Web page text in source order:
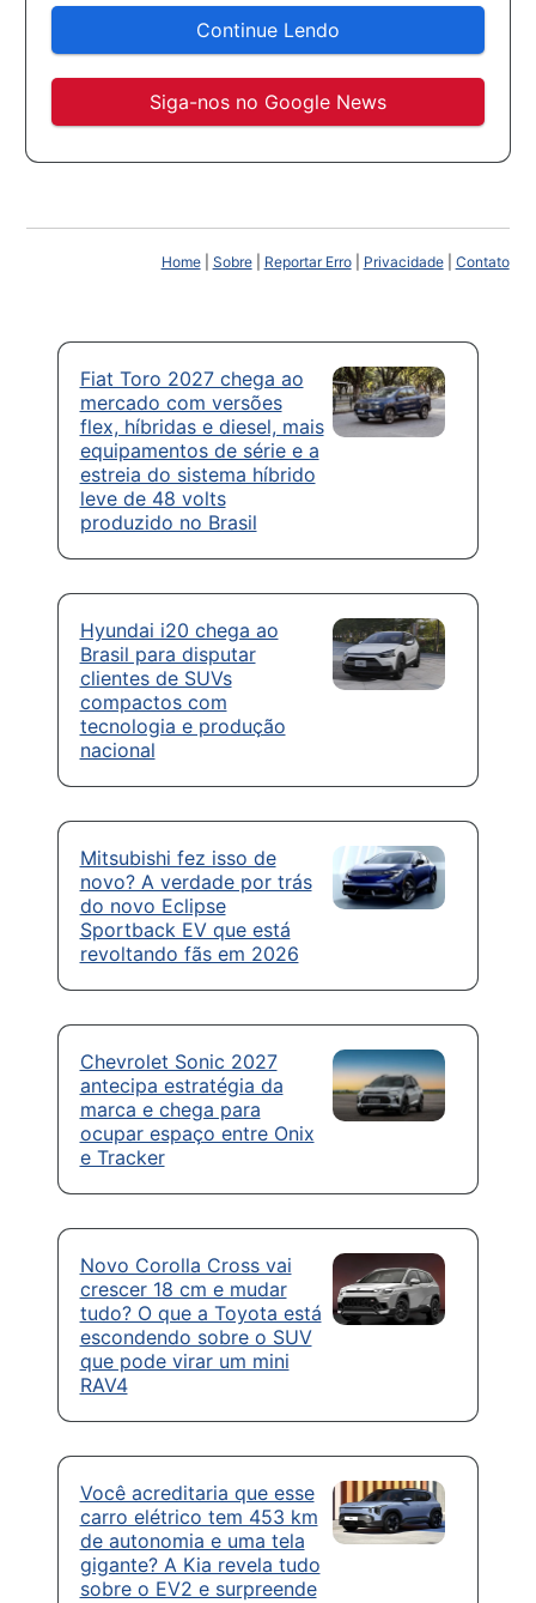
Continue Lendo
Siga-nos no Google News
Home| Sobre| Reportar Erro| Privacidade| Contato
Fiat Toro 2027 chega ao
mercado com versões
flex, híbridas e diesel, mais
equipamentos de série e a
estreia do sistema híbrido
leve de 48 volts
produzido no Brasil
Hyundai i20 chega ao
Brasil para disputar
clientes de SUVs
compactos com
tecnologia e produção
nacional
Mitsubishi fez isso de
novo? A verdade por trás
do novo Eclipse
Sportback EV que está
revoltando fãs em 2026
Chevrolet Sonic 2027
antecipa estratégia da
marca e chega para
ocupar espaço entre Onix
e Tracker
Novo Corolla Cross vai
crescer 18 cm e mudar
tudo? O que a Toyota está
escondendo sobre o SUV
que pode virar um mini
RAV4
Você acreditaria que esse
carro elétrico tem 453 km
de autonomia e uma tela
gigante? A Kia revela tudo
sobre o EV2 e surpreende